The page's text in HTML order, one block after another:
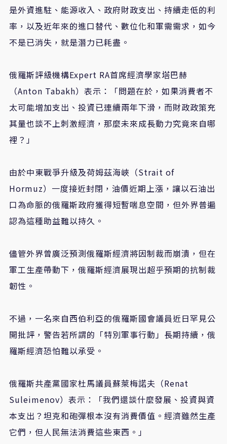
是外資進駐、能源收入、政府財政支出、持續走低的利
率，以及近年來的進口替代、數位化和軍需需求，如今
不是已消失，就是潛力已耗盡。
俄羅斯評級機構Expert RA首席經濟學家塔巴赫
（Anton Tabakh）表示：「問題在於，如果消費者不
太可能增加支出、投資已連續兩年下滑，而財政政策充
其量也談不上刺激經濟，那麼未來成長動力究竟來自哪
裡？」
由於中東戰爭升級及荷姆茲海峽（Strait of
Hormuz）一度接近封閉，油價近期上漲，讓以石油出
口為命脈的俄羅斯政府獲得短暫喘息空間，但外界普遍
認為這種助益難以持久。
儘管外界曾廣泛預測俄羅斯經濟將因制裁而崩潰，但在
軍工生產帶動下，俄羅斯經濟展現出超乎預期的抗制裁
韌性。
不過，一名來自西伯利亞的俄羅斯國會議員近日罕見公
開批評，警告若所謂的「特別軍事行動」長期持續，俄
羅斯經濟恐怕難以承受。
俄羅斯共產黨國家杜馬議員蘇萊梅諾夫（Renat
Suleimenov）表示：「我們還談什麼發展、投資與資
本支出？坦克和砲彈根本沒有消費價值。經濟雖然生產
它們，但人民無法消費這些東西。」